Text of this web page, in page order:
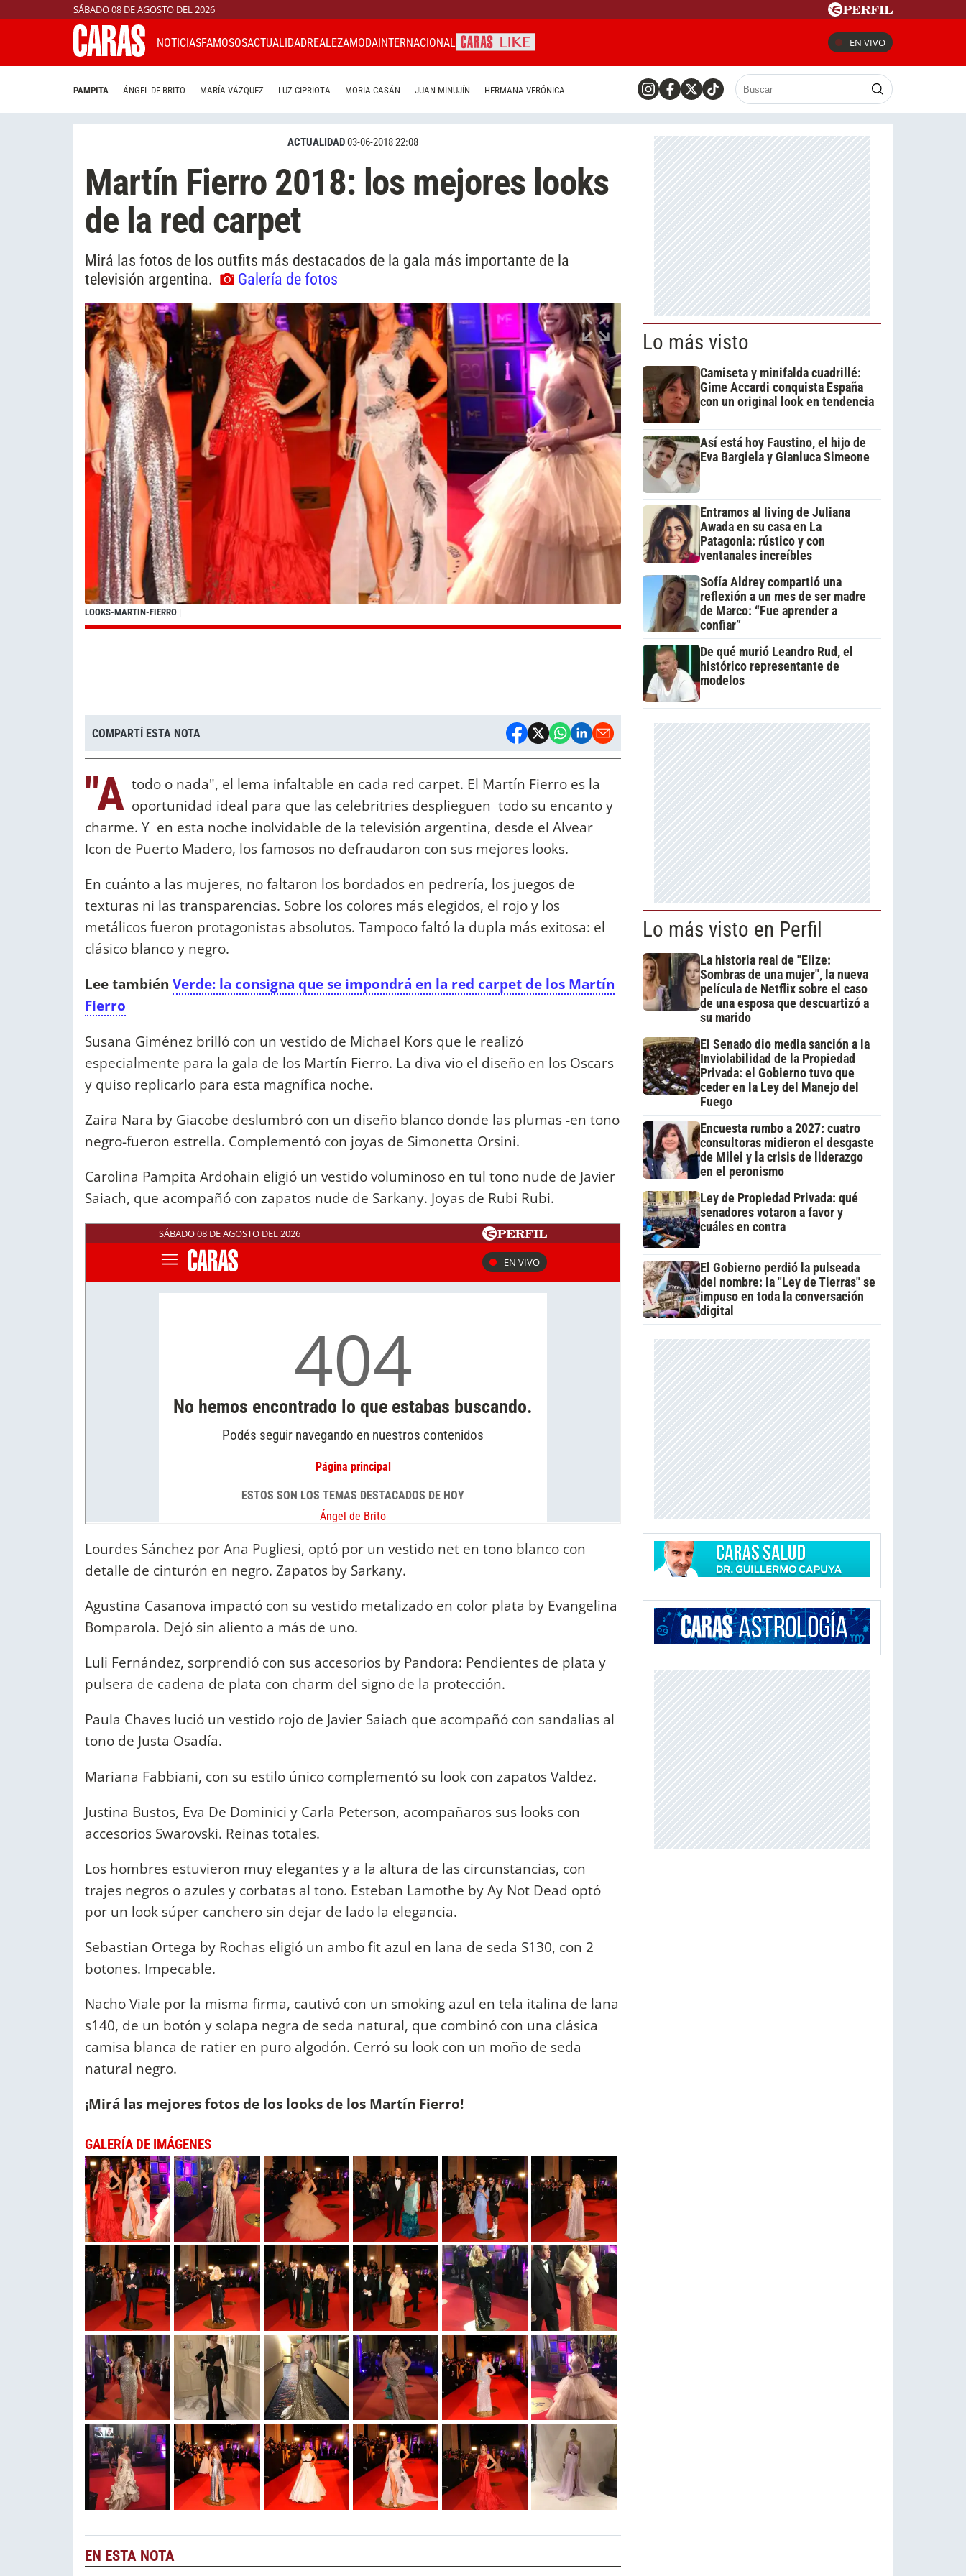
SÁBADO 08 DE AGOSTO DEL 2026
NOTICIASFAMOSOSACTUALIDADREALEZAMODAINTERNACIONAL EN VIVO
PAMPITA ÁNGEL DE BRITO MARÍA VÁZQUEZ LUZ CIPRIOTA MORIA CASÁN JUAN MINUJÍN HERMANA VERÓNICA
ACTUALIDAD03-06-2018 22:08
Martín Fierro 2018: los mejores looks
de la red carpet
Mirá las fotos de los outfits más destacados de la gala más importante de la
televisión argentina.
Galería de fotos
LOOKS-MARTIN-FIERRO |
COMPARTÍ ESTA NOTA
"A todo o nada", el lema infaltable en cada red carpet. El Martín Fierro es la
oportunidad ideal para que las celebritries desplieguen todo su encanto y
charme. Y en esta noche inolvidable de la televisión argentina, desde el Alvear
Icon de Puerto Madero, los famosos no defraudaron con sus mejores looks.
En cuánto a las mujeres, no faltaron los bordados en pedrería, los juegos de
texturas ni las transparencias. Sobre los colores más elegidos, el rojo y los
metálicos fueron protagonistas absolutos. Tampoco faltó la dupla más exitosa: el
clásico blanco y negro.
Lee también Verde: la consigna que se impondrá en la red carpet de los Martín
Fierro
Susana Giménez brilló con un vestido de Michael Kors que le realizó
especialmente para la gala de los Martín Fierro. La diva vio el diseño en los Oscars
y quiso replicarlo para esta magnífica noche.
Zaira Nara by Giacobe deslumbró con un diseño blanco donde las plumas -en tono
negro-fueron estrella. Complementó con joyas de Simonetta Orsini.
Carolina Pampita Ardohain eligió un vestido voluminoso en tul tono nude de Javier
Saiach, que acompañó con zapatos nude de Sarkany. Joyas de Rubi Rubi.
Lourdes Sánchez por Ana Pugliesi, optó por un vestido net en tono blanco con
detalle de cinturón en negro. Zapatos by Sarkany.
Agustina Casanova impactó con su vestido metalizado en color plata by Evangelina
Bomparola. Dejó sin aliento a más de uno.
Luli Fernández, sorprendió con sus accesorios by Pandora: Pendientes de plata y
pulsera de cadena de plata con charm del signo de la protección.
Paula Chaves lució un vestido rojo de Javier Saiach que acompañó con sandalias al
tono de Justa Osadía.
Mariana Fabbiani, con su estilo único complementó su look con zapatos Valdez.
Justina Bustos, Eva De Dominici y Carla Peterson, acompañaros sus looks con
accesorios Swarovski. Reinas totales.
Los hombres estuvieron muy elegantes y a la altura de las circunstancias, con
trajes negros o azules y corbatas al tono. Esteban Lamothe by Ay Not Dead optó
por un look súper canchero sin dejar de lado la elegancia.
Sebastian Ortega by Rochas eligió un ambo fit azul en lana de seda S130, con 2
botones. Impecable.
Nacho Viale por la misma firma, cautivó con un smoking azul en tela italina de lana
s140, de un botón y solapa negra de seda natural, que combinó con una clásica
camisa blanca de ratier en puro algodón. Cerró su look con un moño de seda
natural negro.
¡Mirá las mejores fotos de los looks de los Martín Fierro!
GALERÍA DE IMÁGENES
EN ESTA NOTA
Lo más visto
Camiseta y minifalda cuadrillé:
Gime Accardi conquista España
con un original look en tendencia
Así está hoy Faustino, el hijo de
Eva Bargiela y Gianluca Simeone
Entramos al living de Juliana
Awada en su casa en La
Patagonia: rústico y con
ventanales increíbles
Sofía Aldrey compartió una
reflexión a un mes de ser madre
de Marco: “Fue aprender a
confiar”
De qué murió Leandro Rud, el
histórico representante de
modelos
Lo más visto en Perfil
La historia real de "Elize:
Sombras de una mujer", la nueva
película de Netflix sobre el caso
de una esposa que descuartizó a
su marido
El Senado dio media sanción a la
Inviolabilidad de la Propiedad
Privada: el Gobierno tuvo que
ceder en la Ley del Manejo del
Fuego
Encuesta rumbo a 2027: cuatro
consultoras midieron el desgaste
de Milei y la crisis de liderazgo
en el peronismo
Ley de Propiedad Privada: qué
senadores votaron a favor y
cuáles en contra
El Gobierno perdió la pulseada
del nombre: la "Ley de Tierras" se
impuso en toda la conversación
digital